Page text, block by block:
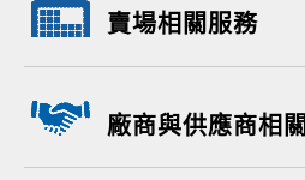
賣場相關服務
廠商與供應商相關